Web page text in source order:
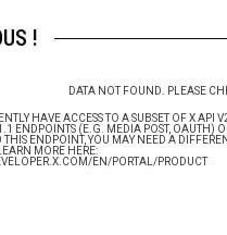
!
DATA NOT FOUND. PLEASE
HAVE ACCESS TO A SUBSET OF X API
ENDPOINTS (E.G. MEDIA POST, OAUTH)
THIS ENDPOINT, YOU MAY NEED A
MORE HERE:
EN/PORTAL/PRODUCT